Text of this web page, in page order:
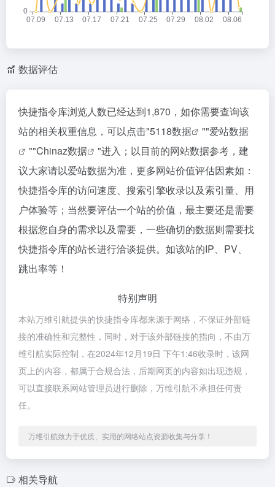
数据评估
快捷指令库浏览人数已经达到1,870，如你需要查询该
站的相关权重信息，可以点击"5118数据 ""爱站数据
""Chinaz数据
"进入；以目前的网站数据参考，建
议大家请以爱站数据为准，更多网站价值评估因素如：
快捷指令库的访问速度、搜索引擎收录以及索引量、用
户体验等；当然要评估一个站的价值，最主要还是需要
根据您自身的需求以及需要，一些确切的数据则需要找
快捷指令库的站长进行洽谈提供。如该站的IP、PV、
跳出率等！
特别声明
本站万维引航提供的快捷指令库都来源于网络，不保证外部链
接的准确性和完整性，同时，对于该外部链接的指向，不由万
维引航实际控制，在2024年12月19日 下午1:46收录时，该网
页上的内容，都属于合规合法，后期网页的内容如出现违规，
可以直接联系网站管理员进行删除，万维引航不承担任何责
任。
万维引航致力于优质、实用的网络站点资源收集与分享！
相关导航